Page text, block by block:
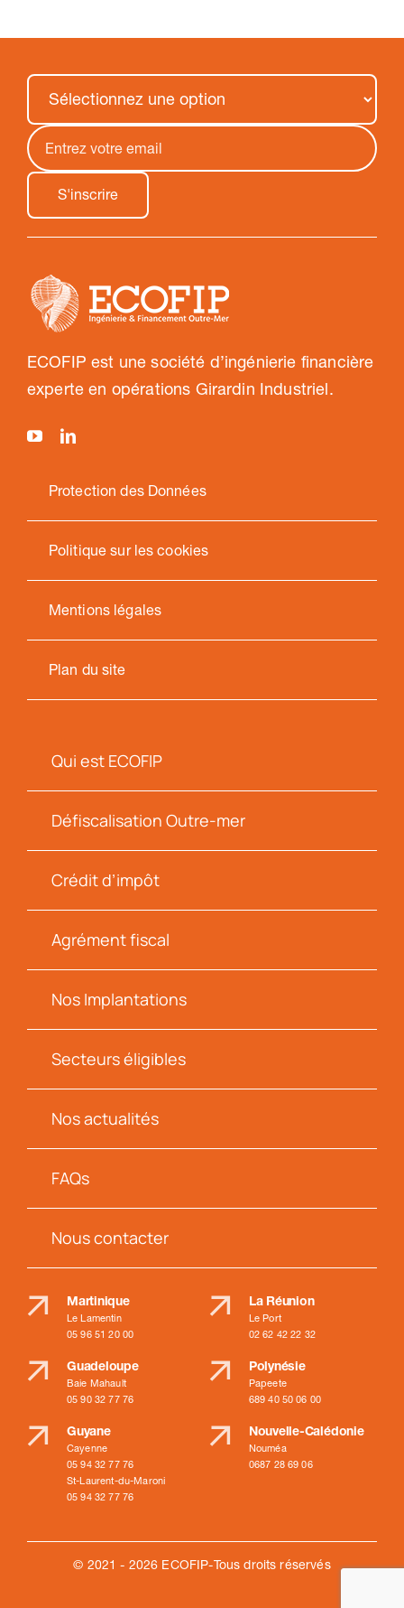
ECOFIP est une société d’ingénierie financière
experte en opérations Girardin Industriel.
Protection des Données
Politique sur les cookies
Mentions légales
Plan du site
Qui est ECOFIP
Défiscalisation Outre-mer
Crédit d’impôt
Agrément fiscal
Nos Implantations
Secteurs éligibles
Nos actualités
FAQs
Nous contacter
Martinique
Le Lamentin
05 96 51 20 00
Guadeloupe
Baie Mahault
05 90 32 77 76
Guyane
Cayenne
05 94 32 77 76
St-Laurent-du-Maroni
05 94 32 77 76
La Réunion
Le Port
02 62 42 22 32
Polynésie
Papeete
689 40 50 06 00
Nouvelle-Calédonie
Nouméa
0687 28 69 06
© 2021 - 2026 ECOFIP-Tous droits réservés